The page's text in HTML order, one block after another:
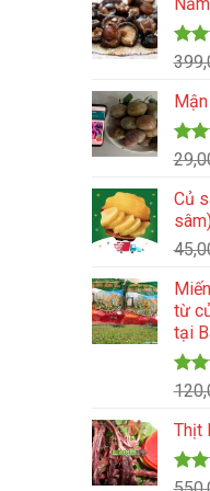
5
5
Củ
từ
tại
5 sao
Thịt